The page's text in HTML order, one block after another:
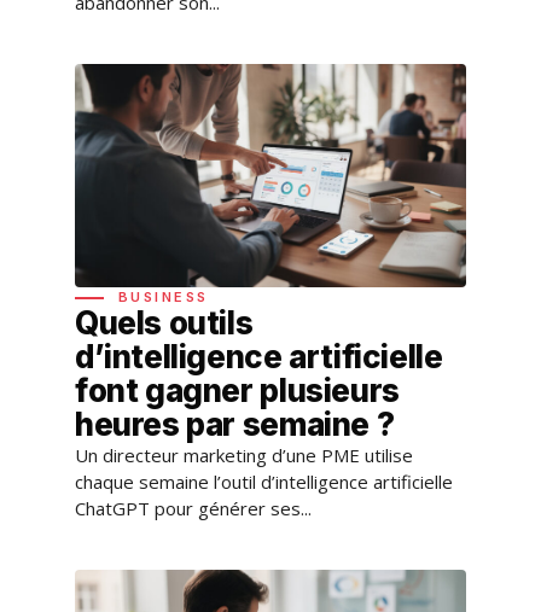
BUSINESS
Quels outils
d’intelligence artificielle
font gagner plusieurs
heures par semaine ?
Un directeur marketing d’une PME utilise
chaque semaine l’outil d’intelligence artificielle
ChatGPT pour générer ses...